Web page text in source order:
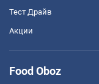
Тест Драйв
Акции
Food Oboz